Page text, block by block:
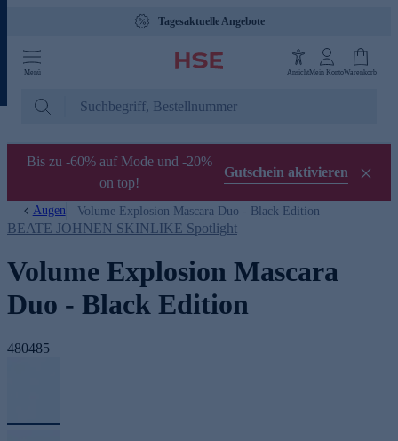
Tagesaktuelle Angebote
Menü AnsichtMein KontoWarenkorb
Bis zu -60% auf Mode und -20%
on top!
Gutschein aktivieren
Augen Volume Explosion Mascara Duo - Black Edition
BEATE JOHNEN SKINLIKE Spotlight
Volume Explosion Mascara
Duo - Black Edition
480485